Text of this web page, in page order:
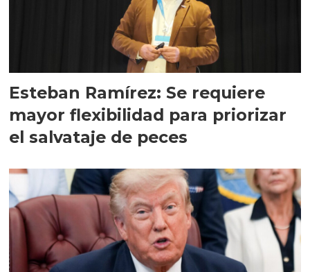
Esteban Ramírez: Se requiere
mayor flexibilidad para priorizar
el salvataje de peces